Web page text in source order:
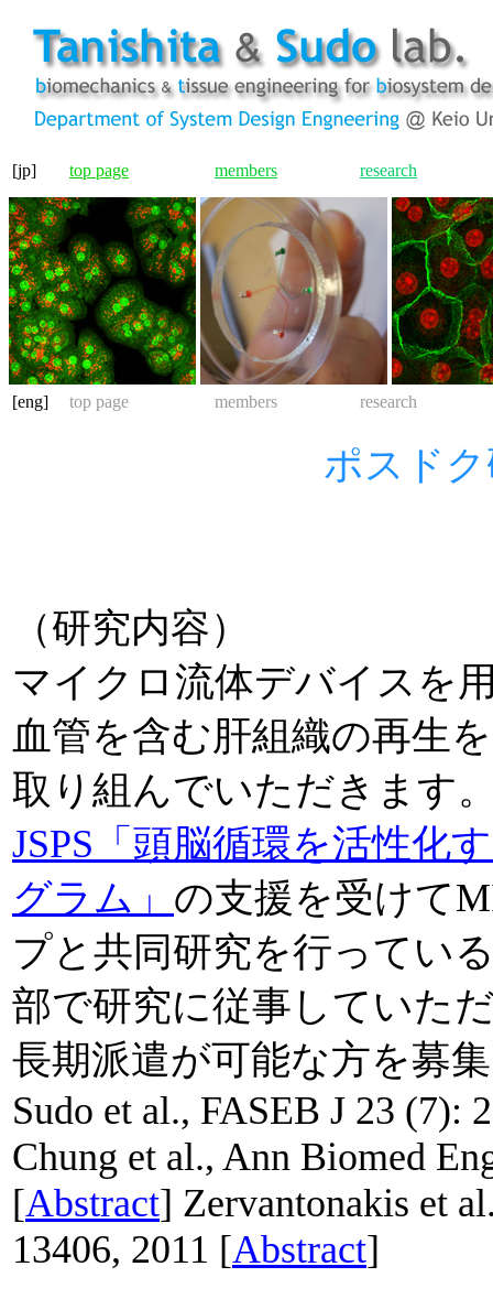
[jp] top page members research
[eng] top page members research
ポスド
（研究内容）
マイクロ流体デバイスを
血管を含む肝組織の再生
取り組んでいただきます
JSPS「頭脳循環を活性化
グラム」 の支援を受けて
プと共同研究を行ってい
部で研究に従事していた
長期派遣が可能な方を募
Sudo et al., FASEB J 23 (7):
Chung et al., Ann Biomed
[Abstract] Zervantonakis et
13406, 2011 [Abstract]